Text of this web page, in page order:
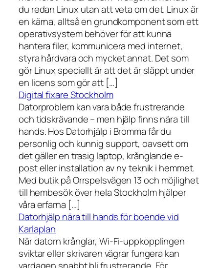
du redan Linux utan att veta om det. Linux är
en kärna, alltså en grundkomponent som ett
operativsystem behöver för att kunna
hantera filer, kommunicera med internet,
styra hårdvara och mycket annat. Det som
gör Linux speciellt är att det är släppt under
en licens som gör att […]
Digital fixare Stockholm
Datorproblem kan vara både frustrerande
och tidskrävande – men hjälp finns nära till
hands. Hos Datorhjälp i Bromma får du
personlig och kunnig support, oavsett om
det gäller en trasig laptop, krånglande e-
post eller installation av ny teknik i hemmet.
Med butik på Orrspelsvägen 13 och möjlighet
till hembesök över hela Stockholm hjälper
våra erfarna […]
Datorhjälp nära till hands för boende vid
Karlaplan
När datorn krånglar, Wi-Fi-uppkopplingen
sviktar eller skrivaren vägrar fungera kan